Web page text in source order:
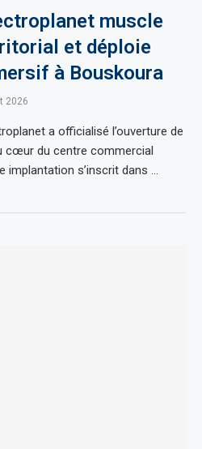
muscle
et déploie
à Bouskoura
2026
a officialisé l’ouverture de
cœur du centre commercial
implantation s’inscrit dans …